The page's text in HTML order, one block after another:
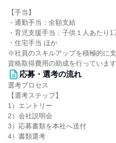
【手当】
・通勤手当：全額支給
・育児支援手当：子供１人あたり1
・住宅手当 ほか
※社員のスキルアップを積極的に
資格取得費用の助成を行っています
応募・選考の流れ
選考プロセス
【選考ステップ】
1）エントリー
2）会社説明会
3）応募書類を本社へ送付
4）書類選考